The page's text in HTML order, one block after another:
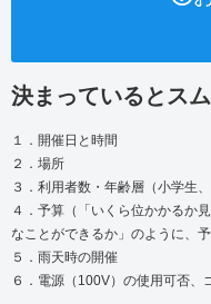
決まっているとス
１．開催日と時間
２．場所
３．利用者数・年齢層（小学生
４．予算（「いくら位かかるか
なことができるか」のように、
５．雨天時の開催
６．電源（100V）の使用可否